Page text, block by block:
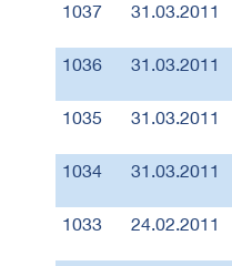
1037
31.03.2011
1036
31.03.2011
1035
31.03.2011
1034
31.03.2011
1033 24.02.2011